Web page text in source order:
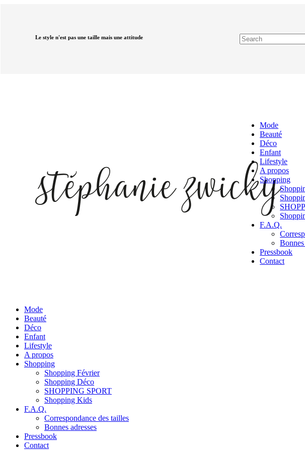
Le style n'est pas une taille mais une attitude
Mode
Beauté
Déco
Enfant
Lifestyle
A propos
Shopping
F.A.Q.
Bonnes
Pressbook
Contact
Mode
Beauté
Déco
Enfant
Lifestyle
A propos
Shopping
Shopping Février
Shopping Déco
SHOPPING SPORT
Shopping Kids
F.A.Q.
Correspondance des tailles
Bonnes adresses
Pressbook
Contact